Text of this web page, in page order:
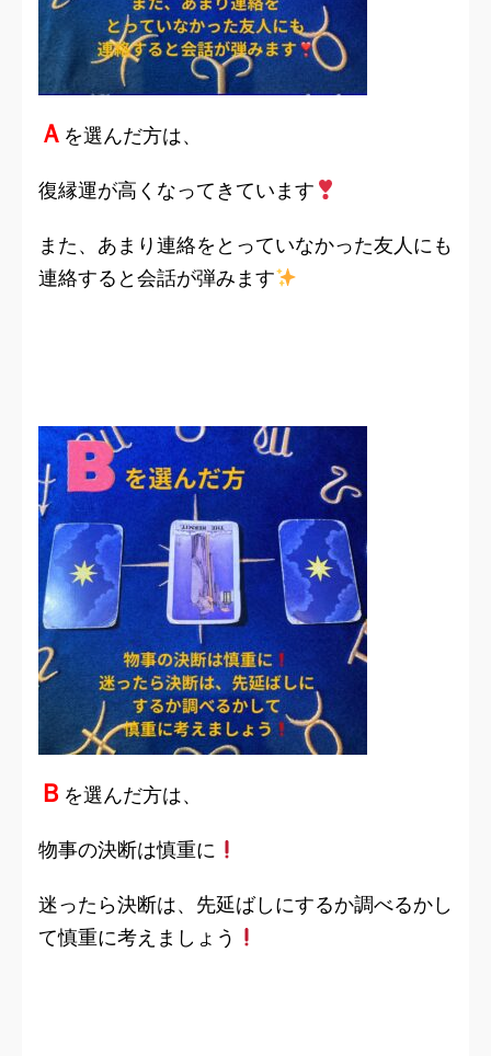
Ａ を選んだ方は、
復縁運が高くなってきています
また、あまり連絡をとっていなかった友人にも
連絡すると会話が弾みます
Ｂ を選んだ方は、
物事の決断は慎重に
迷ったら決断は、先延ばしにするか調べるかし
て慎重に考えましょう